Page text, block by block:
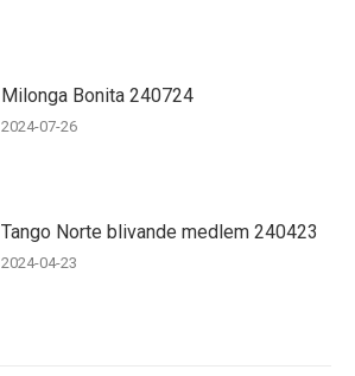
Milonga Bonita 240724
2024-07-26
Tango Norte blivande medlem 240423
2024-04-23